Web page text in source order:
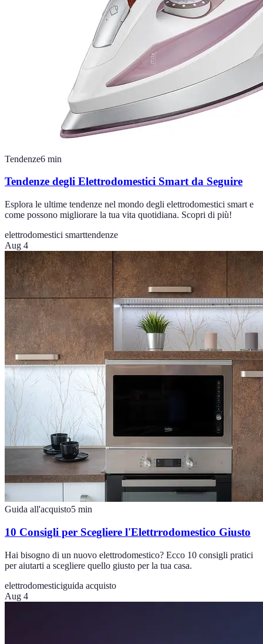
Tendenze6 min
Tendenze degli Elettrodomestici Smart da Seguire
Esplora le ultime tendenze nel mondo degli elettrodomestici smart e
come possono migliorare la tua vita quotidiana. Scopri di più!
elettrodomestici smarttendenze
Aug 4
Guida all'acquisto5 min
10 Consigli per Scegliere l'Elettrrodomestico Giusto
Hai bisogno di un nuovo elettrodomestico? Ecco 10 consigli pratici
per aiutarti a scegliere quello giusto per la tua casa.
elettrodomesticiguida acquisto
Aug 4